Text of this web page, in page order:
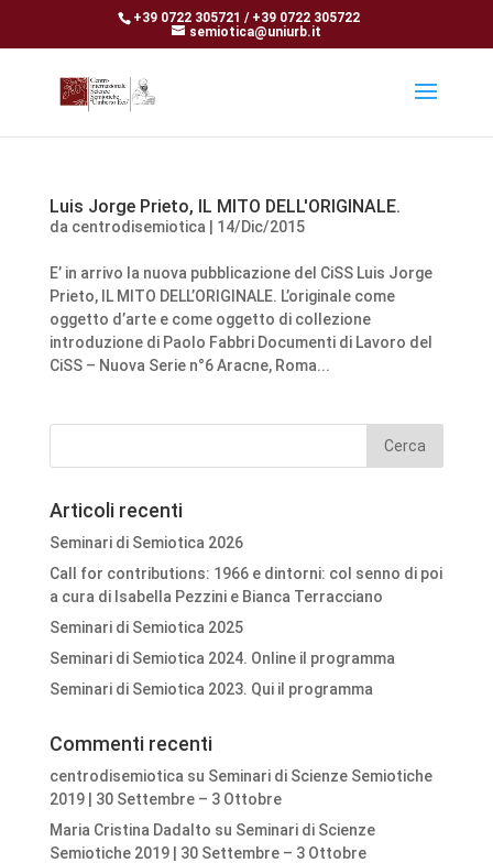
+39 0722 305721 / +39 0722 305722
semiotica@uniurb.it
Luis Jorge Prieto, IL MITO DELL'ORIGINALE.
da centrodisemiotica 14/Dic/2015
E’ in arrivo la nuova pubblicazione del CiSS Luis Jorge
Prieto, IL MITO DELL’ORIGINALE. L’originale come
oggetto d’arte e come oggetto di collezione
introduzione di Paolo Fabbri Documenti di Lavoro del
CiSS – Nuova Serie n°6 Aracne, Roma...
Articoli recenti
Seminari di Semiotica 2026
Call for contributions: 1966 e dintorni: col senno di poi
a cura di Isabella Pezzini e Bianca Terracciano
Seminari di Semiotica 2025
Seminari di Semiotica 2024. Online il programma
Seminari di Semiotica 2023. Qui il programma
Commenti recenti
centrodisemiotica su Seminari di Scienze Semiotiche
2019 | 30 Settembre – 3 Ottobre
Maria Cristina Dadalto su Seminari di Scienze
Semiotiche 2019 | 30 Settembre – 3 Ottobre